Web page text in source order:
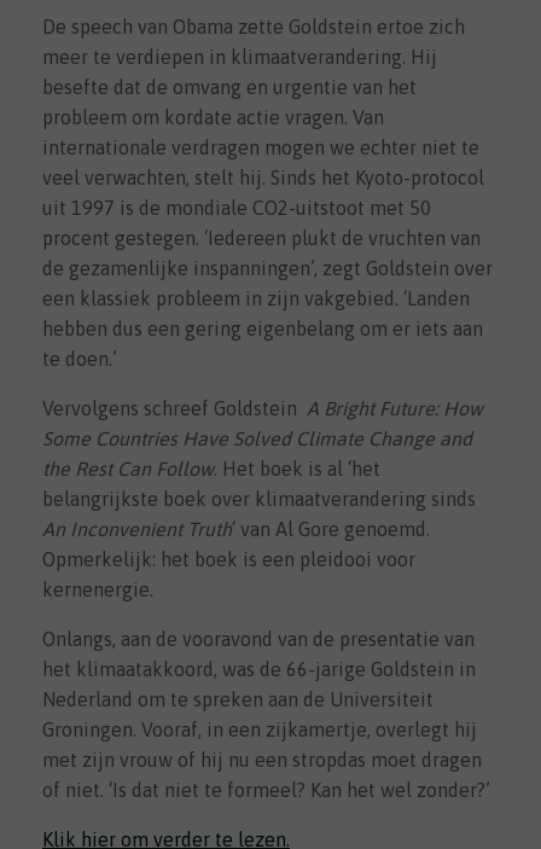
De speech van Obama zette Goldstein ertoe zich
meer te verdiepen in klimaatverandering. Hij
besefte dat de omvang en urgentie van het
probleem om kordate actie vragen. Van
internationale verdragen mogen we echter niet te
veel verwachten, stelt hij. Sinds het Kyoto-protocol
uit 1997 is de mondiale CO2-uitstoot met 50
procent gestegen. ‘Iedereen plukt de vruchten van
de gezamenlijke inspanningen’, zegt Goldstein over
een klassiek probleem in zijn vakgebied. ‘Landen
hebben dus een gering eigenbelang om er iets aan
te doen.’
Vervolgens schreef Goldstein A Bright Future: How
Some Countries Have Solved Climate Change and
the Rest Can Follow. Het boek is al ‘het
belangrijkste boek over klimaatverandering sinds
An Inconvenient Truth‘ van Al Gore genoemd.
Opmerkelijk: het boek is een pleidooi voor
kernenergie.
Onlangs, aan de vooravond van de presentatie van
het klimaatakkoord, was de 66-jarige Goldstein in
Nederland om te spreken aan de Universiteit
Groningen. Vooraf, in een zijkamertje, overlegt hij
met zijn vrouw of hij nu een stropdas moet dragen
of niet. ‘Is dat niet te formeel? Kan het wel zonder?’
Klik hier om verder te lezen.